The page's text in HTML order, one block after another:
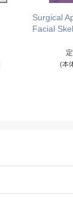
Surgical
Facial
(本